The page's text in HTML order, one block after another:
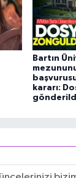
Bartın
kararı: